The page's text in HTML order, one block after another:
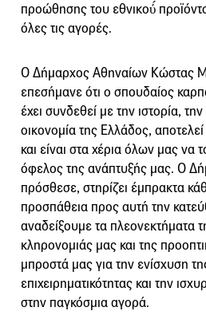
προώθησης του εθνικού́
όλες τις αγορές.
Ο Δήμαρχος Αθηναίων Κώστας
επεσήμανε ότι ο σπουδαίος
έχει συνδεθεί με την ιστορία,
οικονομία της Ελλάδος,
και είναι στα χέρια όλων μας να
όφελος της ανάπτυξής μας. Ο
πρόσθεσε, στηρίζει έμπρακτα
προσπάθεια προς αυτή την
αναδείξουμε τα πλεονεκτήματα
κληρονομιάς μας και της
μπροστά μας για την ενίσχυση
επιχειρηματικότητας και την
στην παγκόσμια αγορά.